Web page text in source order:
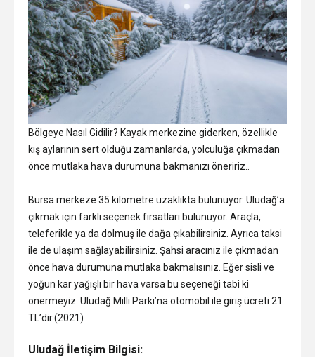
Bölgeye Nasıl Gidilir? Kayak merkezine giderken, özellikle
kış aylarının sert olduğu zamanlarda, yolculuğa çıkmadan
önce mutlaka hava durumuna bakmanızı öneririz..
Bursa merkeze 35 kilometre uzaklıkta bulunuyor. Uludağ’a
çıkmak için farklı seçenek fırsatları bulunuyor. Araçla,
teleferikle ya da dolmuş ile dağa çıkabilirsiniz. Ayrıca taksi
ile de ulaşım sağlayabilirsiniz. Şahsi aracınız ile çıkmadan
önce hava durumuna mutlaka bakmalısınız. Eğer sisli ve
yoğun kar yağışlı bir hava varsa bu seçeneği tabi ki
önermeyiz. Uludağ Milli Parkı’na otomobil ile giriş ücreti 21
TL’dir.(2021)
Uludağ İletişim Bilgisi: